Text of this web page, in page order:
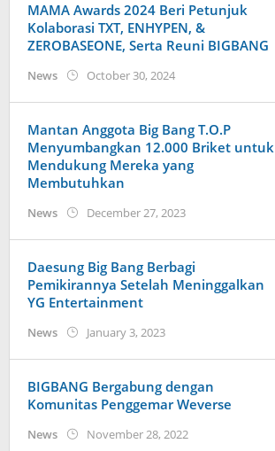
MAMA Awards 2024 Beri Petunjuk
Kolaborasi TXT, ENHYPEN, &
ZEROBASEONE, Serta Reuni BIGBANG
News October 30, 2024by
Mantan Anggota Big Bang T.O.P
Menyumbangkan 12.000 Briket untuk
Mendukung Mereka yang
Membutuhkan
News December 27, 2023by
Daesung Big Bang Berbagi
Pemikirannya Setelah Meninggalkan
YG Entertainment
News January 3, 2023by
BIGBANG Bergabung dengan
Komunitas Penggemar Weverse
News November 28, 2022by